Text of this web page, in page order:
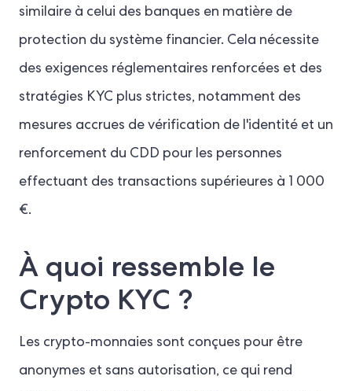
similaire à celui des banques en matière de
protection du système financier. Cela nécessite
des exigences réglementaires renforcées et des
stratégies KYC plus strictes, notamment des
mesures accrues de vérification de l'identité et un
renforcement du CDD pour les personnes
effectuant des transactions supérieures à 1 000
€.
À quoi ressemble le
Crypto KYC ?
Les crypto-monnaies sont conçues pour être
anonymes et sans autorisation, ce qui rend